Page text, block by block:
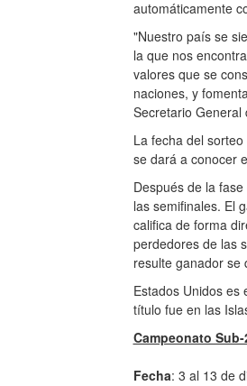
automáticamente
"Nuestro país se
la que nos
valores que se
naciones, y
Secretario General
La fecha del
se dará a conocer
Después de la
las semifinales. El
califica de forma
perdedores de las
resulte ganador se
Estados Unidos es
título fue en las
Campeonato
Fecha: 3 al 13 de